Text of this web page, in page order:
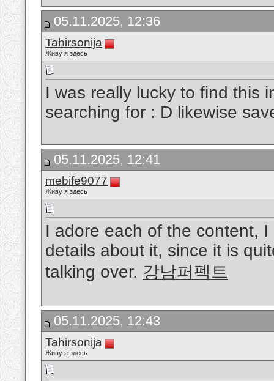
05.11.2025, 12:36
Tahirsonija
Живу я здесь
I was really lucky to find this
searching for : D likewise
05.11.2025, 12:41
mebife9077
Живу я здесь
I adore each of the content,
details about it, since it is
talking over. 강남퍼펙트
05.11.2025, 12:43
Tahirsonija
Живу я здесь